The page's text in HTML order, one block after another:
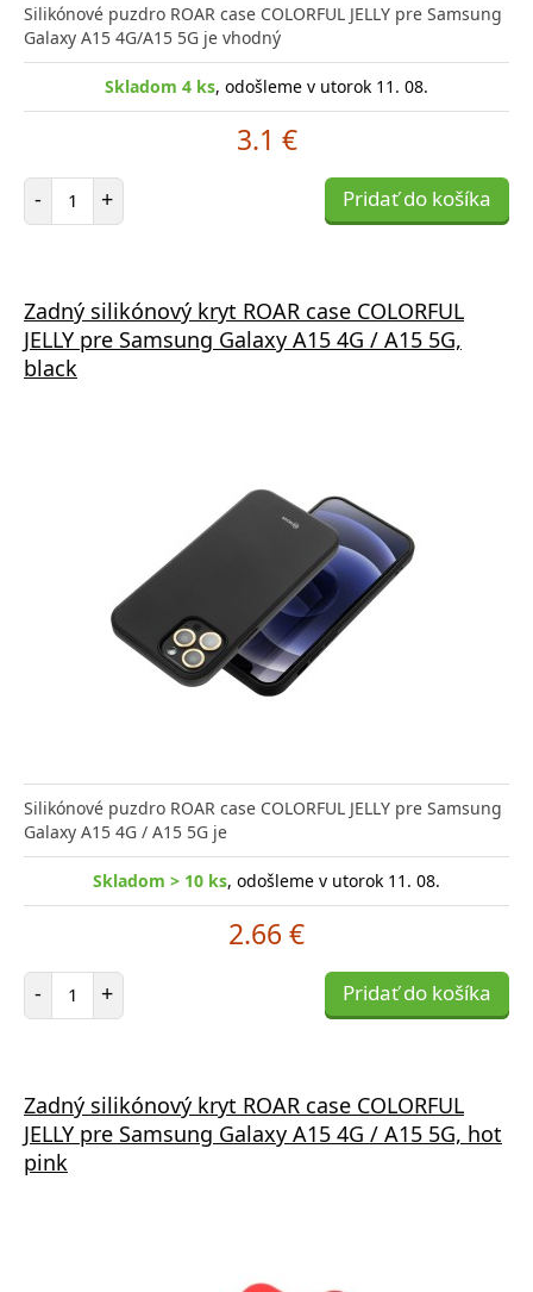
Silikónové puzdro ROAR case COLORFUL JELLY pre Samsung
Galaxy A15 4G/A15 5G je vhodný
Skladom 4 ks, odošleme v utorok 11. 08.
3.1 €
- Počet položiek
+ Pridať do košíka
Zadný silikónový kryt ROAR case COLORFUL
JELLY pre Samsung Galaxy A15 4G / A15 5G,
black
Silikónové puzdro ROAR case COLORFUL JELLY pre Samsung
Galaxy A15 4G / A15 5G je
Skladom > 10 ks, odošleme v utorok 11. 08.
2.66 €
- Počet položiek
+ Pridať do košíka
Zadný silikónový kryt ROAR case COLORFUL
JELLY pre Samsung Galaxy A15 4G / A15 5G, hot
pink